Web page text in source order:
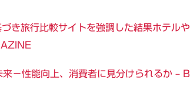
き旅行比較サイトを強調した結果ホテル
来－性能向上、消費者に見分けられるか –